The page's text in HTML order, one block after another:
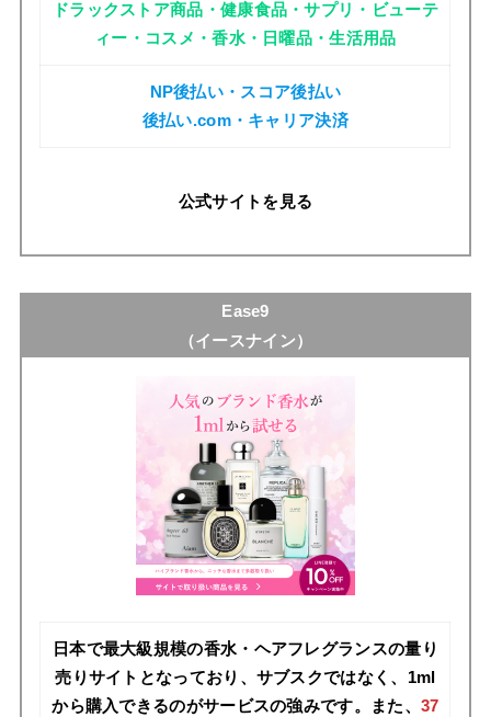
ドラックストア商品・健康食品・サプリ・ビューテ
ィー・コスメ・香水・日曜品・生活用品
NP後払い・スコア後払い
後払い.com・キャリア決済
公式サイトを見る
Ease9
（イースナイン）
日本で最大級規模の香水・ヘアフレグランスの量り
売りサイトとなっており、サブスクではなく、1ml
から購入できるのがサービスの強みです。また、 37